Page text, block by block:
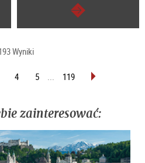
dalej
Wyniki
4 5 ... 119 do
zainteresować: